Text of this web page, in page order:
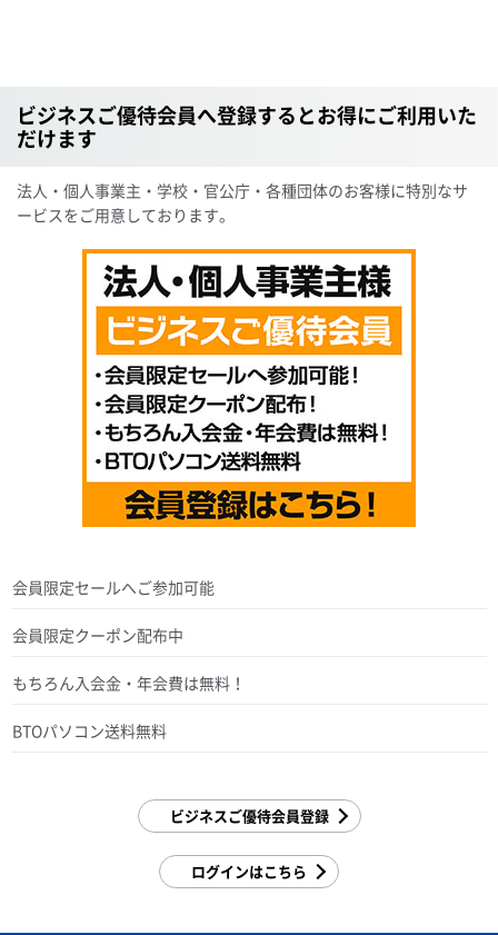
ビジネスご優待会員へ登録するとお得にご利用いた
だけます
法人・個人事業主・学校・官公庁・各種団体のお客様に特別なサ
ービスをご用意しております。
会員限定セールへご参加可能
会員限定クーポン配布中
もちろん入会金・年会費は無料！
BTOパソコン送料無料
ビジネスご優待会員登録
ログインはこちら